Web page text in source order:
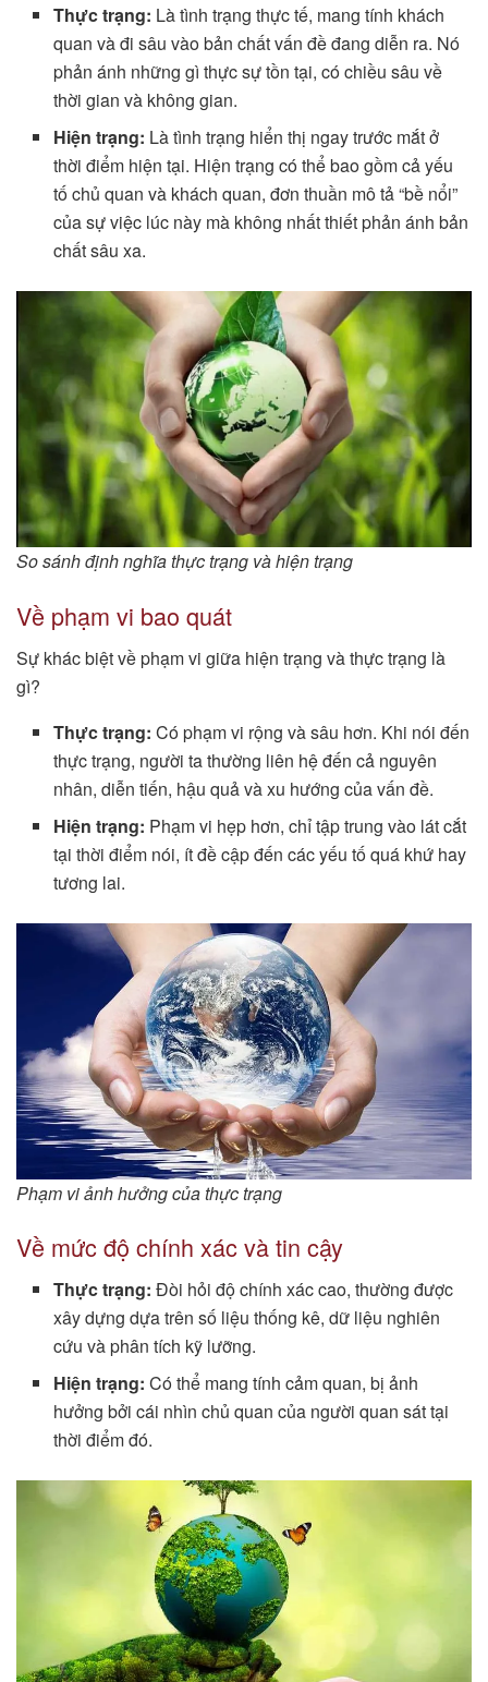
Thực trạng: Là tình trạng thực tế, mang tính khách
quan và đi sâu vào bản chất vấn đề đang diễn ra. Nó
phản ánh những gì thực sự tồn tại, có chiều sâu về
thời gian và không gian.
Hiện trạng: Là tình trạng hiển thị ngay trước mắt ở
thời điểm hiện tại. Hiện trạng có thể bao gồm cả yếu
tố chủ quan và khách quan, đơn thuần mô tả “bề nổi”
của sự việc lúc này mà không nhất thiết phản ánh bản
chất sâu xa.
So sánh định nghĩa thực trạng và hiện trạng
Về phạm vi bao quát
Sự khác biệt về phạm vi giữa hiện trạng và thực trạng là
gì?
Thực trạng: Có phạm vi rộng và sâu hơn. Khi nói đến
thực trạng, người ta thường liên hệ đến cả nguyên
nhân, diễn tiến, hậu quả và xu hướng của vấn đề.
Hiện trạng: Phạm vi hẹp hơn, chỉ tập trung vào lát cắt
tại thời điểm nói, ít đề cập đến các yếu tố quá khứ hay
tương lai.
Phạm vi ảnh hưởng của thực trạng
Về mức độ chính xác và tin cậy
Thực trạng: Đòi hỏi độ chính xác cao, thường được
xây dựng dựa trên số liệu thống kê, dữ liệu nghiên
cứu và phân tích kỹ lưỡng.
Hiện trạng: Có thể mang tính cảm quan, bị ảnh
hưởng bởi cái nhìn chủ quan của người quan sát tại
thời điểm đó.